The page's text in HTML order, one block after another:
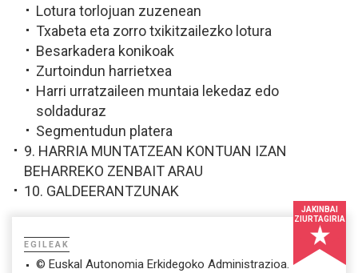
Lotura torlojuan zuzenean
Txabeta eta zorro txikitzailezko lotura
Besarkadera konikoak
Zurtoindun harrietxea
Harri urratzaileen muntaia lekedaz edo
soldaduraz
Segmentudun platera
9. HARRIA MUNTATZEAN KONTUAN IZAN
BEHARREKO ZENBAIT ARAU
10. GALDEERANTZUNAK
JAKINBAI
ZIURTAGIRIA
EGILEAK
© Euskal Autonomia Erkidegoko Administrazioa.